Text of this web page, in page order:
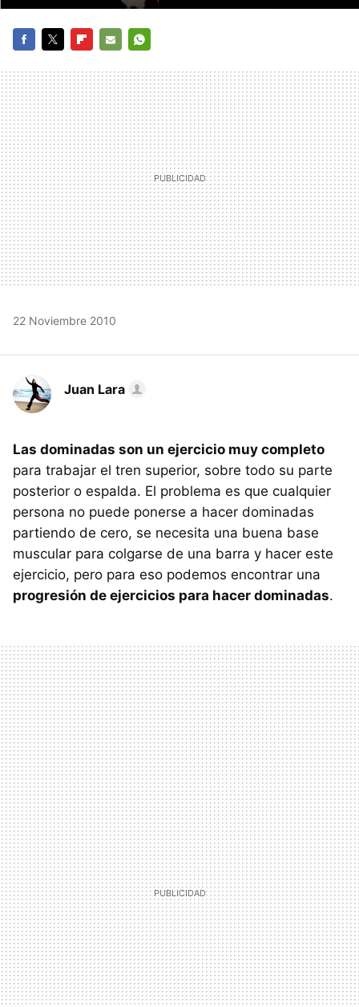
MAIL
22 Noviembre 2010
Juan Lara
Las dominadas son un ejercicio muy completo
para trabajar el tren superior, sobre todo su parte
posterior o espalda. El problema es que cualquier
persona no puede ponerse a hacer dominadas
partiendo de cero, se necesita una buena base
muscular para colgarse de una barra y hacer este
ejercicio, pero para eso podemos encontrar una
progresión de ejercicios para hacer dominadas.